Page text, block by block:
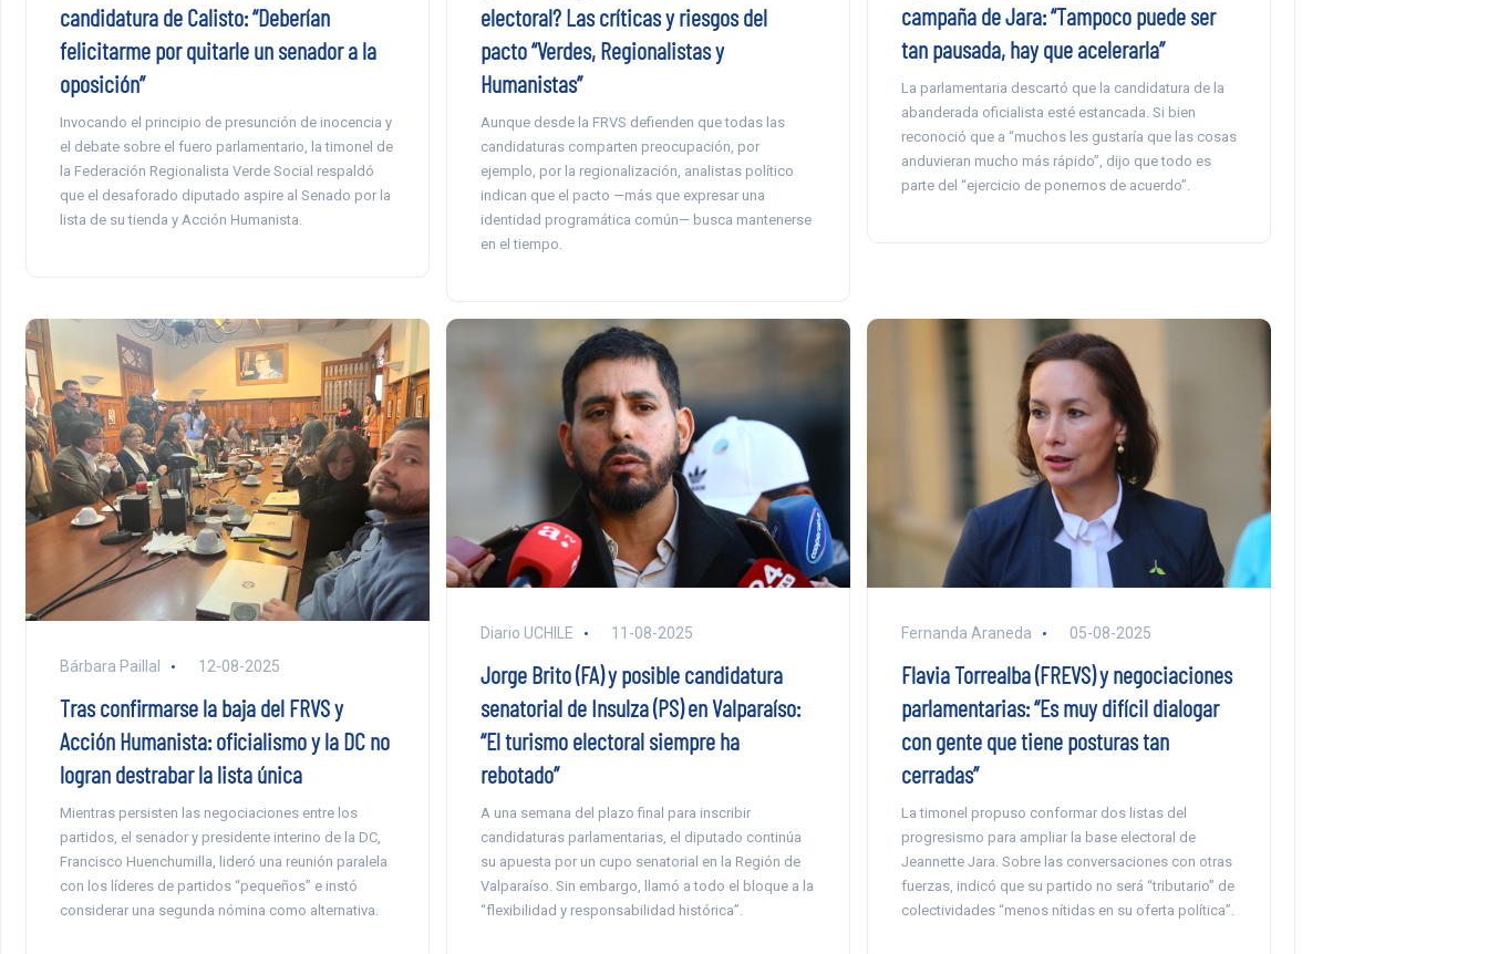
candidatura de Calisto: “Deberían
felicitarme por quitarle un senador a la
oposición”
Invocando el principio de presunción de inocencia y
el debate sobre el fuero parlamentario, la timonel de
la Federación Regionalista Verde Social respaldó
que el desaforado diputado aspire al Senado por la
lista de su tienda y Acción Humanista.
electoral? Las críticas y riesgos del
pacto “Verdes, Regionalistas y
Humanistas”
Aunque desde la FRVS defienden que todas las
candidaturas comparten preocupación, por
ejemplo, por la regionalización, analistas político
indican que el pacto —más que expresar una
identidad programática común— busca mantenerse
en el tiempo.
campaña de Jara: “Tampoco puede ser
tan pausada, hay que acelerarla”
La parlamentaria descartó que la candidatura de la
abanderada oficialista esté estancada. Si bien
reconoció que a “muchos les gustaría que las cosas
anduvieran mucho más rápido”, dijo que todo es
parte del “ejercicio de ponernos de acuerdo”.
Bárbara Paillal 12-08-2025
Tras confirmarse la baja del FRVS y
Acción Humanista: oficialismo y la DC no
logran destrabar la lista única
Mientras persisten las negociaciones entre los
partidos, el senador y presidente interino de la DC,
Francisco Huenchumilla, lideró una reunión paralela
con los líderes de partidos “pequeños” e instó
considerar una segunda nómina como alternativa.
Diario UCHILE 11-08-2025
Jorge Brito (FA) y posible candidatura
senatorial de Insulza (PS) en Valparaíso:
“El turismo electoral siempre ha
rebotado”
A una semana del plazo final para inscribir
candidaturas parlamentarias, el diputado continúa
su apuesta por un cupo senatorial en la Región de
Valparaíso. Sin embargo, llamó a todo el bloque a la
“flexibilidad y responsabilidad histórica”.
Fernanda Araneda 05-08-2025
Flavia Torrealba (FREVS) y negociaciones
parlamentarias: “Es muy difícil dialogar
con gente que tiene posturas tan
cerradas”
La timonel propuso conformar dos listas del
progresismo para ampliar la base electoral de
Jeannette Jara. Sobre las conversaciones con otras
fuerzas, indicó que su partido no será “tributario” de
colectividades “menos nítidas en su oferta política”.